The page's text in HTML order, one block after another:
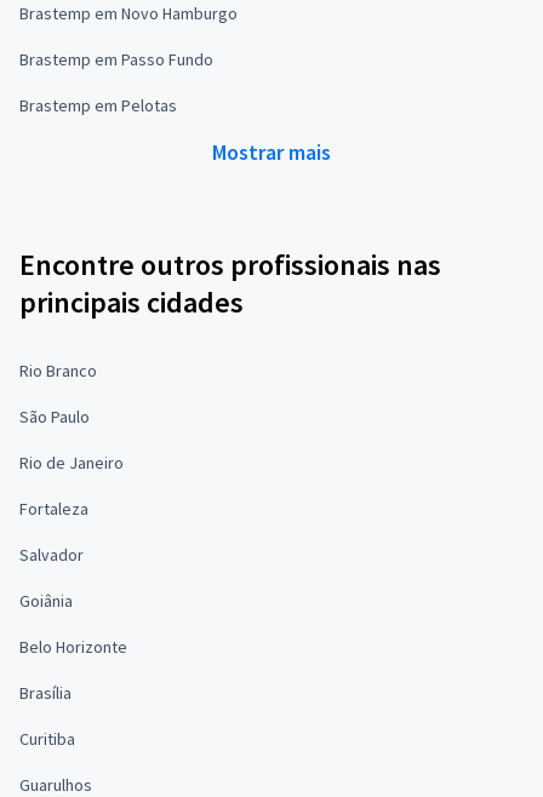
Brastemp em Novo Hamburgo
Brastemp em Passo Fundo
Brastemp em Pelotas
Mostrar mais
Encontre outros profissionais nas
principais cidades
Rio Branco
São Paulo
Rio de Janeiro
Fortaleza
Salvador
Goiânia
Belo Horizonte
Brasília
Curitiba
Guarulhos